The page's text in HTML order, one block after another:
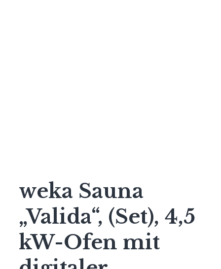
weka Sauna
„Valida“, (Set), 4,5
kW-Ofen mit